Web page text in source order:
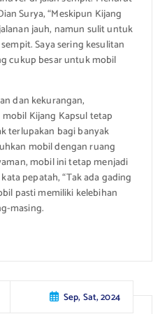
Surya, “Meskipun Kijang
jauh, namun sulit untuk
Saya sering kesulitan
cukup besar untuk mobil
dan kekurangan,
Kijang Kapsul tetap
terlupakan bagi banyak
mobil dengan ruang
mobil ini tetap menjadi
pepatah, “Tak ada gading
pasti memiliki kelebihan
masing.
Sep, Sat, 2024